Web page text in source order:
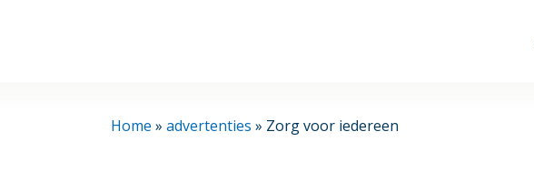
Home » advertenties » Zorg voor iedereen